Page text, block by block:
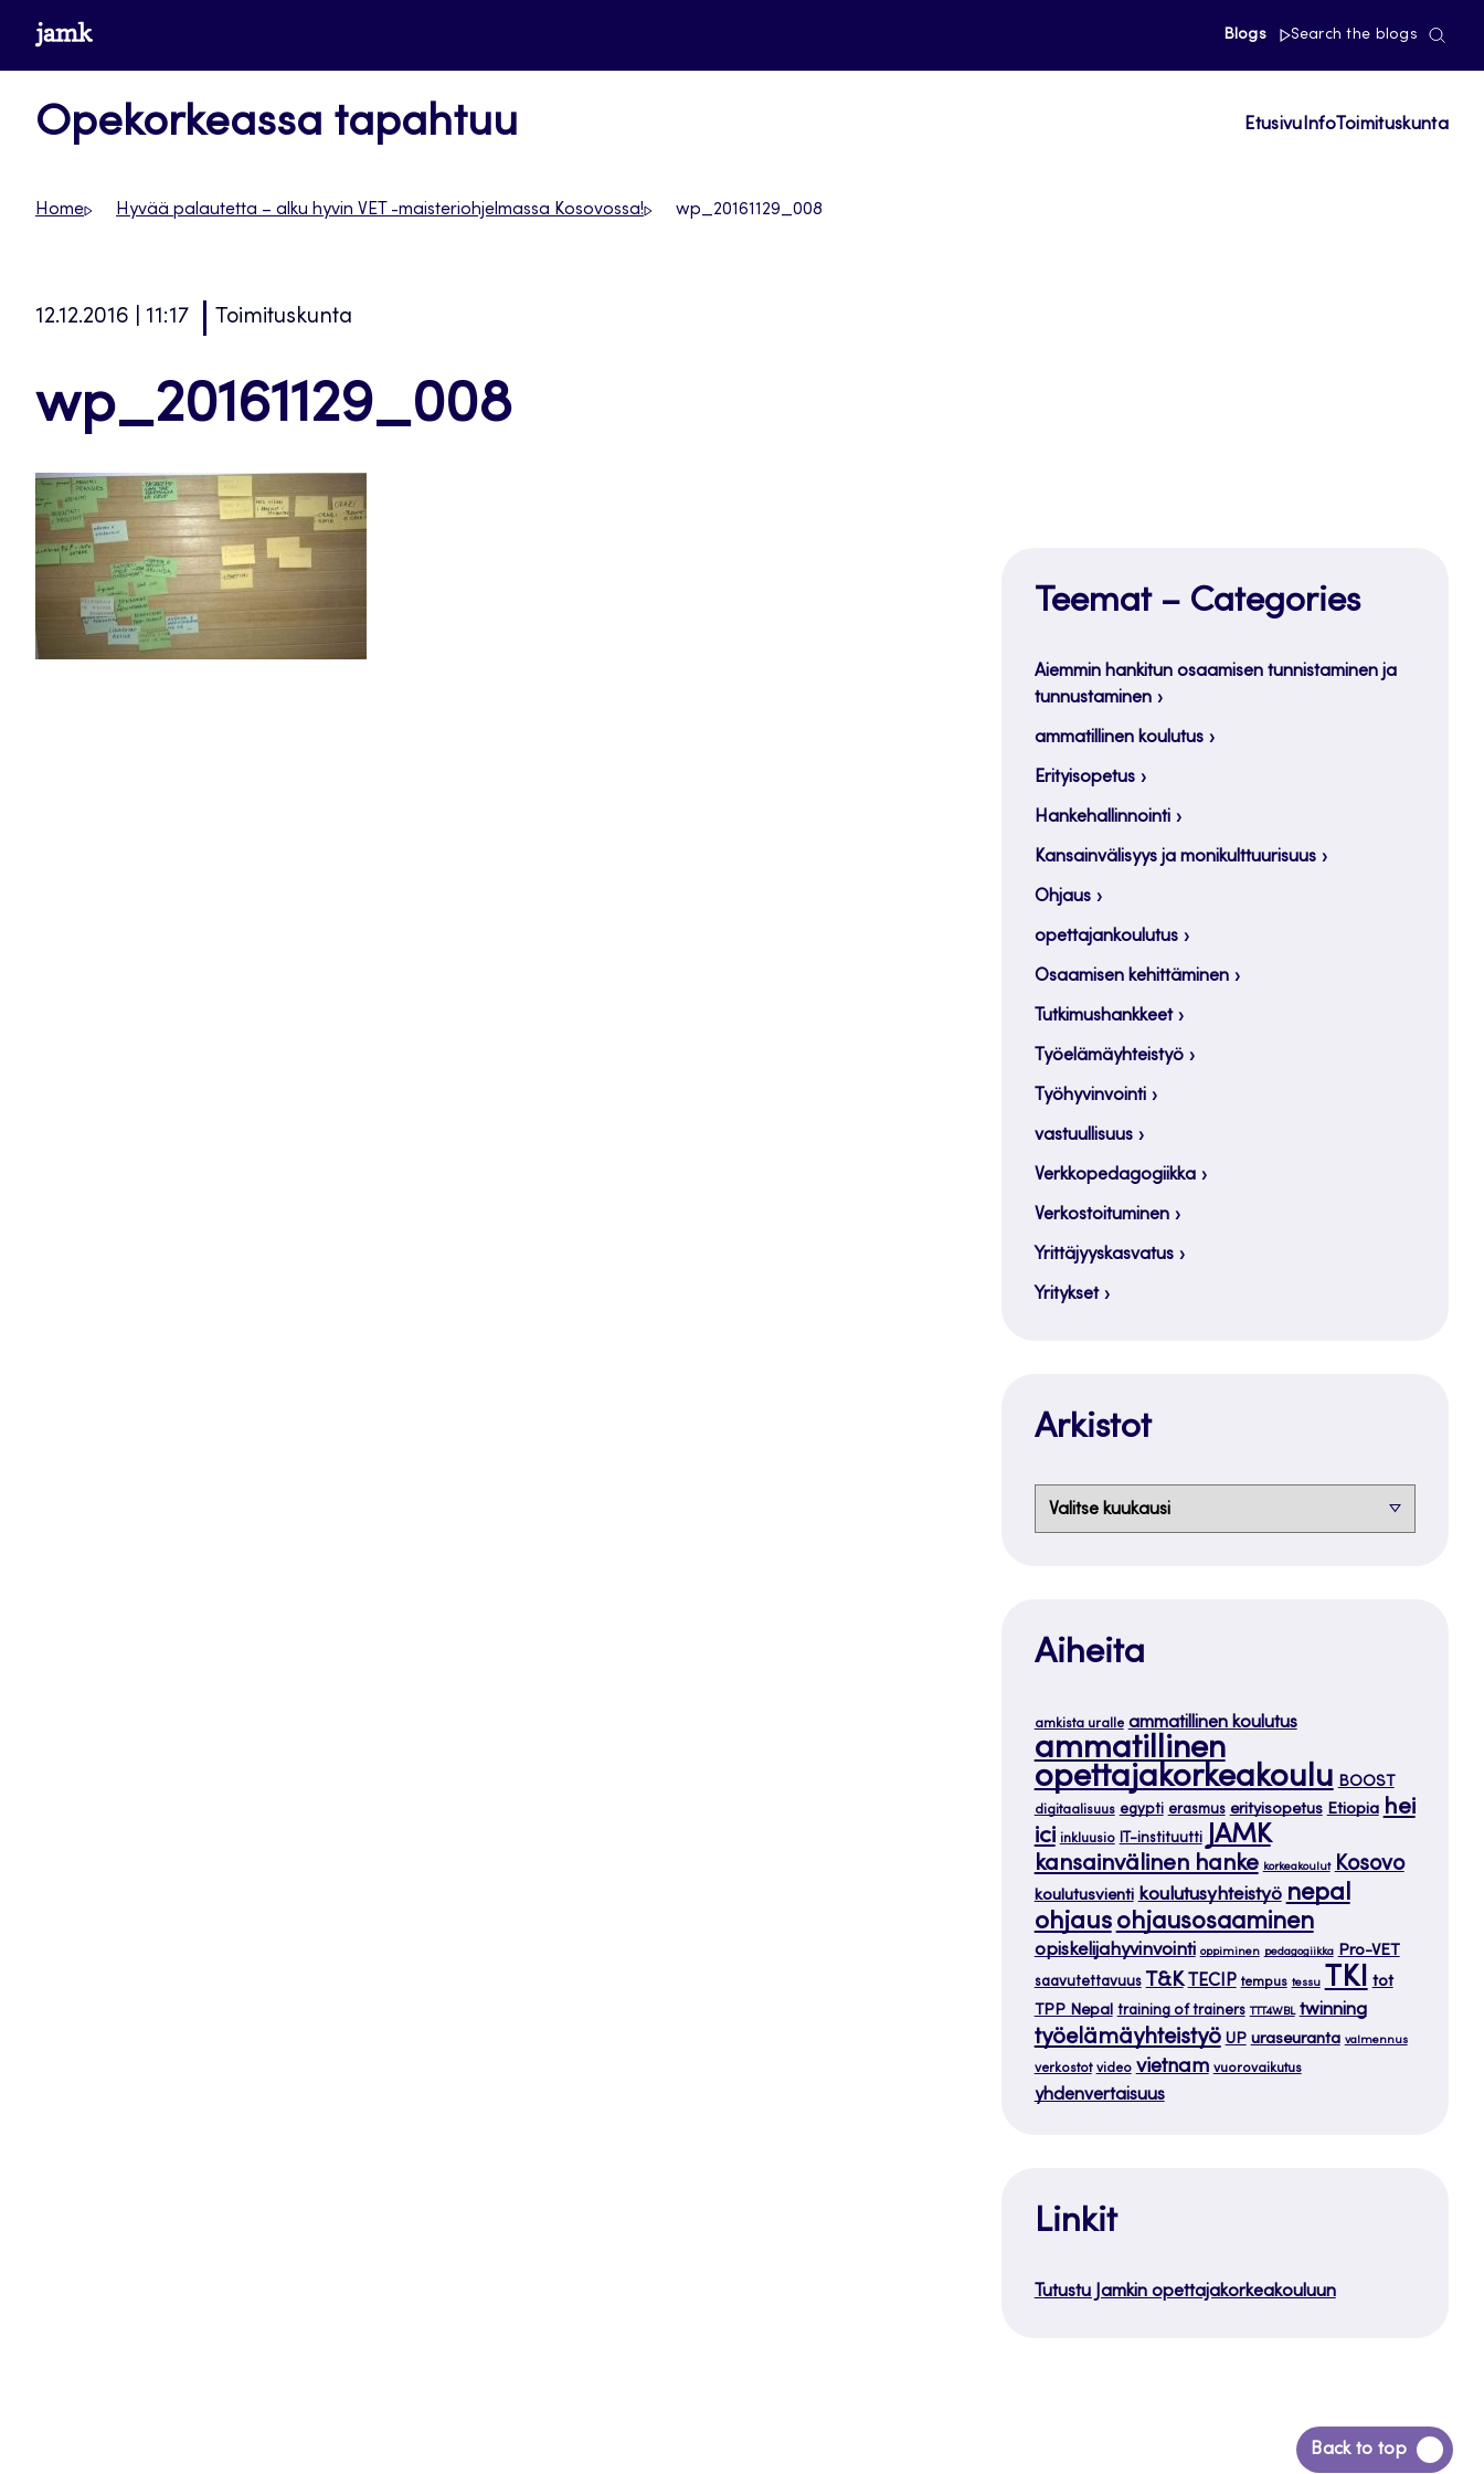
Siirrywww.jamk.fi Blogs Search the blogs
Opekorkeassa tapahtuu Etusivu InfoToimituskunta
Home Hyvää palautetta – alku hyvin VET -maisteriohjelmassa Kosovossa! wp_20161129_008
12.12.2016 | 11:17 Toimituskunta
wp_20161129_008
Teemat – Categories
Aiemmin hankitun osaamisen tunnistaminen ja
tunnustaminen
ammatillinen koulutus
Erityisopetus
Hankehallinnointi
Kansainvälisyys ja monikulttuurisuus
Ohjaus
opettajankoulutus
Osaamisen kehittäminen
Tutkimushankkeet
Työelämäyhteistyö
Työhyvinvointi
vastuullisuus
Verkkopedagogiikka
Verkostoituminen
Yrittäjyyskasvatus
Yritykset
Arkistot
Arkistot
Aiheita
amkista uralle ammatillinen koulutus
ammatillinen
opettajakorkeakoulu BOOST
digitaalisuus egypti erasmus erityisopetus Etiopia hei
ici inkluusio IT-instituutti JAMK
kansainvälinen hanke korkeakoulut Kosovo
koulutusvienti koulutusyhteistyö nepal
ohjaus ohjausosaaminen
opiskelijahyvinvointi oppiminen pedagogiikka Pro-VET
saavutettavuus T&K TECIP tempus tessu TKI tot
TPP Nepal training of trainers TTT4WBL twinning
työelämäyhteistyö UP uraseuranta valmennus
verkostot video vietnam vuorovaikutus
yhdenvertaisuus
Linkit
Tutustu Jamkin opettajakorkeakouluun
Back to top
Siirry